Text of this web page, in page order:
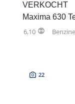
VERKOCHT
Maxima 630
6,10 Benzine
22